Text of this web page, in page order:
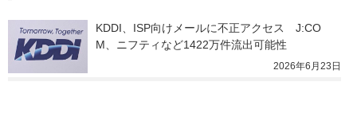
KDDI、ISP向けメールに不正アクセス　J:CO
M、ニフティなど1422万件流出可能性
2026年6月23日